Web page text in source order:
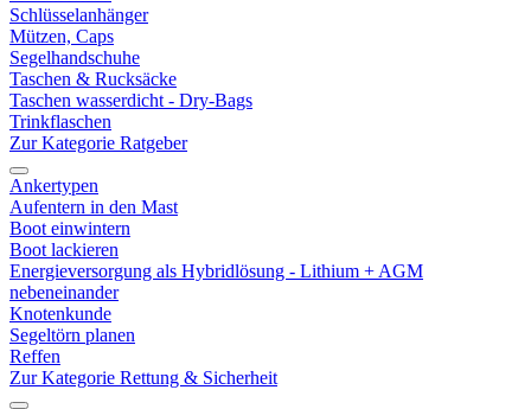
Schlüsselanhänger
Mützen, Caps
Segelhandschuhe
Taschen & Rucksäcke
Taschen wasserdicht - Dry-Bags
Trinkflaschen
Zur Kategorie Ratgeber
Ankertypen
Aufentern in den Mast
Boot einwintern
Boot lackieren
Energieversorgung als Hybridlösung - Lithium + AGM
nebeneinander
Knotenkunde
Segeltörn planen
Reffen
Zur Kategorie Rettung & Sicherheit